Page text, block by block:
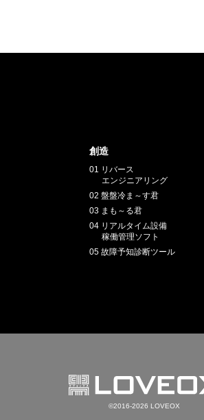
創造
01 リバース
エンジニアリング
02 盤盤冷ま～す君
03 まも～る君
04 リアルタイム設備
稼働管理ソフト
05 故障予知診断ツール
©2016-2026 LOVEOX